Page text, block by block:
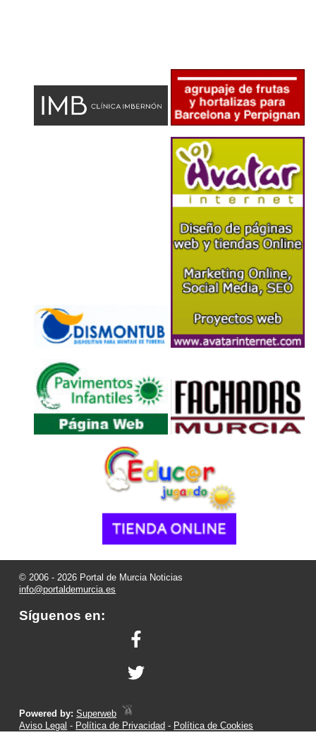
© 2006 - 2026 Portal de Murcia Noticias
info@portaldemurcia.es
Síguenos en:
Powered by:Superweb
Aviso Legal - Política de Privacidad - Política de Cookies